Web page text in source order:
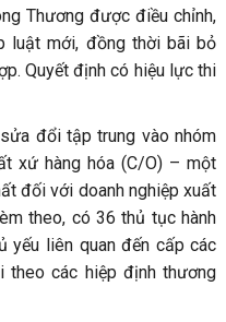
Thương được điều chỉnh,
luật mới, đồng thời bãi bỏ
Quyết định có hiệu lực thi
đổi tập trung vào nhóm
xứ hàng hóa (C/O) – một
đối với doanh nghiệp xuất
theo, có 36 thủ tục hành
yếu liên quan đến cấp các
các hiệp định thương